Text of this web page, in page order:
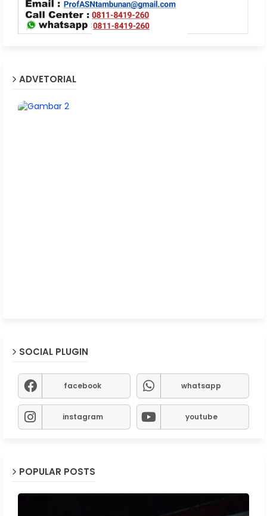
ADVETORIAL
SOCIAL PLUGIN
facebook whatsapp
instagram youtube
POPULAR POSTS